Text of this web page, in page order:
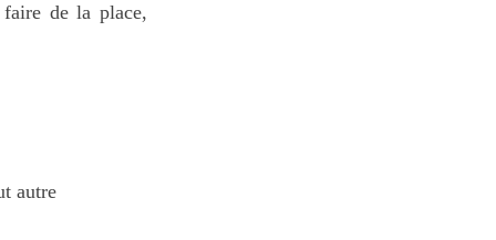
de la place,
autre